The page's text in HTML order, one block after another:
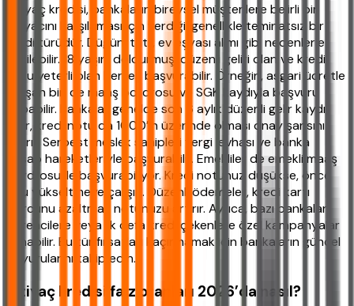
İhtiyaç kredisi, bankaların bireysel müşterilere belirli bir
ihtiyacını karşılaması için verdiği, genellikle teminatsız bir
kredi türüdür. Düğün, tatil, ev eşyası alımı gibi nedenlerle
çekilebilir. 18 yaşını doldurmuş, düzenli geliri olan ve kredi
notu yeterli olan herkes başvurabilir. Örneğin, asgari ücretle
çalışan biri de maaş bordrosu ve SGK kaydıyla başvuru
yapabilir. Bankalar genelde son 6 aylık düzenli gelir kaydı
arar, kredi notu da 1000’in üzerinde olması onay şansını
artırır. Serbest meslek sahipleri vergi levhası ve banka
hesap hareketleriyle başvurabilir. Emekliler de emekli maaş
bordrosu ile başvurabiliyor. Kredi notunuz düşükse, önce
onu yükseltmeye çalışın. Düzenli ödemeler, kredi kartı
borcunu azaltmak notunuzu artırır. Ayrıca, bazı bankalar
öğrencilere veya ilk defa kredi çekenlere özel kampanyalar
sunabilir. Bu tür fırsatları kaçırmamak için bankaların güncel
duyurularını takip edin.
İhtiyaç kredisi faiz oranları 2026’da nasıl?